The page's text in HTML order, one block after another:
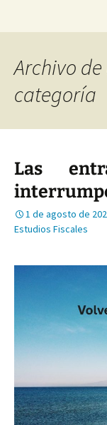
Archivo
categoría
Las
1 de agosto de
Estudios Fiscales